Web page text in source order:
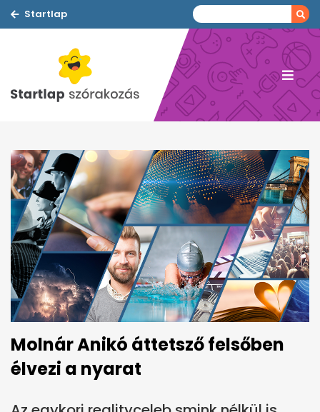
Startlap
Molnár Anikó áttetsző felsőben
élvezi a nyarat